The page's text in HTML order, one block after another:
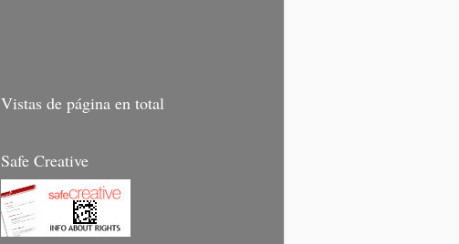
Vistas de página en total
Safe Creative